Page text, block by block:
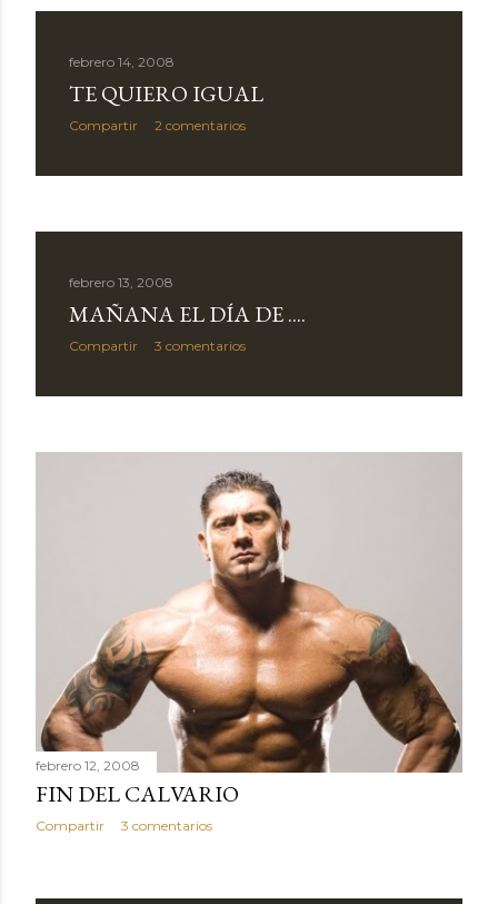
febrero 14, 2008
TE QUIERO IGUAL
Compartir 2 comentarios
febrero 13, 2008
MAÑANA EL DÍA DE ....
Compartir 3 comentarios
febrero 12, 2008
FIN DEL CALVARIO
Compartir 3 comentarios